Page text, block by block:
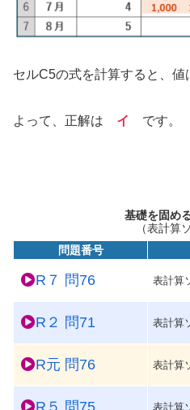
セルC5の式を計算すると、値
よって、正解は イ です。
基礎を固め
（表計算
問題番号
R７ 問76 表計算
R２ 問71 表計算
R元 問76 表計算
R５ 問75 表計算